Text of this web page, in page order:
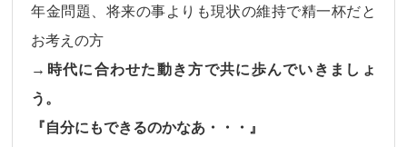
年金問題、将来の事よりも現状の維持で精一杯だと
お考えの方
→時代に合わせた動き方で共に歩んでいきましょ
う。
『自分にもできるのかなあ・・・』